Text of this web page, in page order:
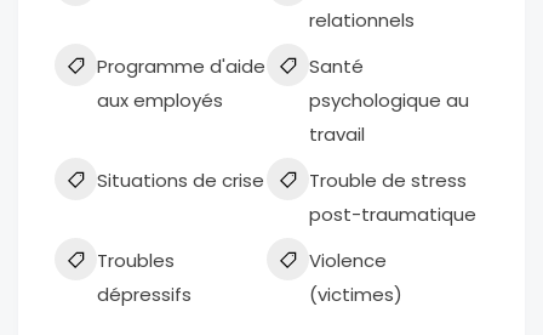
relationnels
Programme d'aide
aux employés
Santé
psychologique au
travail
Situations de crise
Trouble de stress
post-traumatique
Troubles
dépressifs
Violence
(victimes)